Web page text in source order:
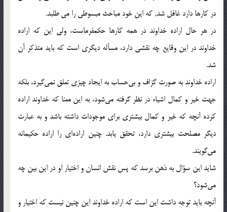
در کارها دارد غافل شد, که اين خود مباحث مبسوطي را مي طلبد.
در هر حال اراده خداوند در همه كارها حكمفرماست، ولي اين كه اراده
خداوند در اين وقايع چه نقشي دارد، مسأله ديگري است كه بايد متذكر آن
شد.
اراده خداوند به صورت گزاف و بي‌حساب به ايجاد چيزي تعلق نمي‌گيرد، بلكه
جهت خير و كمال اشياء در نظر گرفته مي‌شود، ‌به اين معنا كه خداوند اراده
كرده آنچه كه خير و كمال بيشتري براي موجودات داشته باشد و به عبارت
ديگر مصلحت بيشتري دارد، ‌تحقق يابد. چنين اراده‌اي را اراده حكيمانه
مي‌گويند.
شايد اين سؤال به ذهن برسد که پس نقش انسان و اختيار او در اين بين چه
مي‌شود؟
آنچه بايد توجه داشت اين است كه اراده خداوند اين چنين نيست كه اختيار و